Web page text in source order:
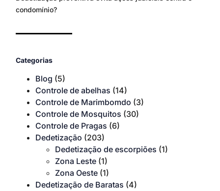
condomínio?
Categorias
Blog (5)
Controle de abelhas (14)
Controle de Marimbomdo (3)
Controle de Mosquitos (30)
Controle de Pragas (6)
Dedetização (203)
Dedetização de escorpiões (1)
Zona Leste (1)
Zona Oeste (1)
Dedetização de Baratas (4)